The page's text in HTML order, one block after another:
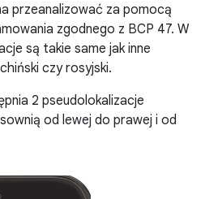
przeanalizować za pomocą
zgodnego z BCP 47. W
są takie same jak inne
czy rosyjski.
2 pseudolokalizacje
od lewej do prawej i od